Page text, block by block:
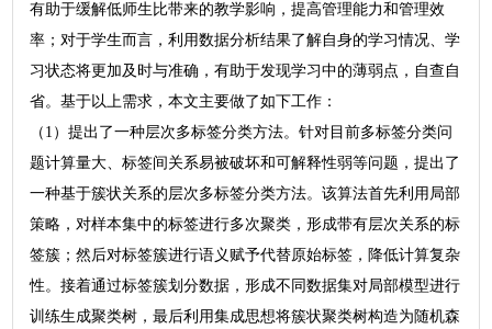
有助于缓解低师生比带来的教学影响，提高管理能力和管理效
率；对于学生而言，利用数据分析结果了解自身的学习情况、学
习状态将更加及时与准确，有助于发现学习中的薄弱点，自查自
省。基于以上需求，本文主要做了如下工作：
（1）提出了一种层次多标签分类方法。针对目前多标签分类问
题计算量大、标签间关系易被破坏和可解释性弱等问题，提出了
一种基于簇状关系的层次多标签分类方法。该算法首先利用局部
策略，对样本集中的标签进行多次聚类，形成带有层次关系的标
签簇；然后对标签簇进行语义赋予代替原始标签，降低计算复杂
性。接着通过标签簇划分数据，形成不同数据集对局部模型进行
训练生成聚类树，最后利用集成思想将簇状聚类树构造为随机森